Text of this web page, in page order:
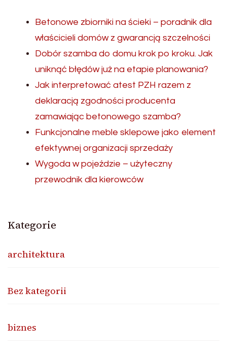
Betonowe zbiorniki na ścieki – poradnik dla
właścicieli domów z gwarancją szczelności
Dobór szamba do domu krok po kroku. Jak
uniknąć błędów już na etapie planowania?
Jak interpretować atest PZH razem z
deklaracją zgodności producenta
zamawiając betonowego szamba?
Funkcjonalne meble sklepowe jako element
efektywnej organizacji sprzedaży
Wygoda w pojeździe – użyteczny
przewodnik dla kierowców
Kategorie
architektura
Bez kategorii
biznes